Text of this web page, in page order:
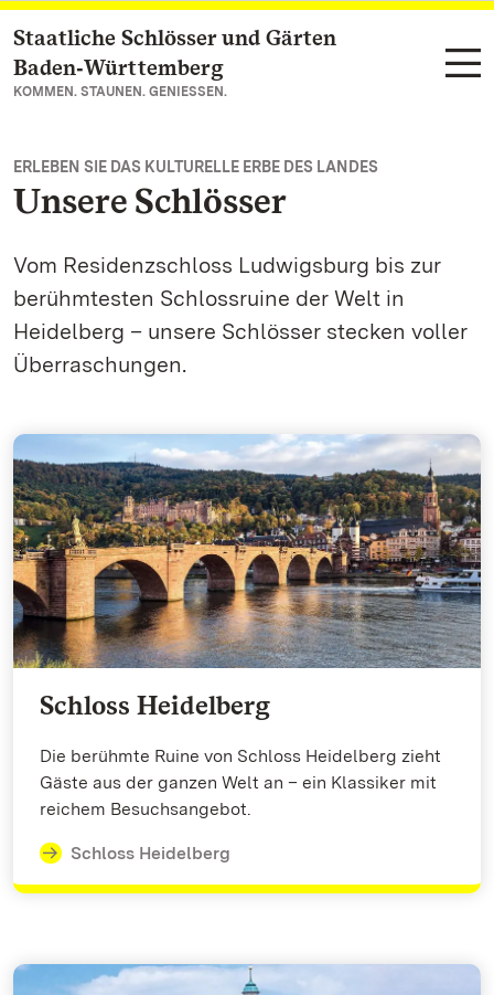
Zum Hauptinhalt springen
Staatliche Schlösser und Gärten
Baden‑Württemberg
KOMMEN. STAUNEN. GENIESSEN.
ERLEBEN SIE DAS KULTURELLE ERBE DES LANDES
Unsere Schlösser
Vom Residenzschloss Ludwigsburg bis zur
berühmtesten Schlossruine der Welt in
Heidelberg – unsere Schlösser stecken voller
Überraschungen.
Schloss Heidelberg
Die berühmte Ruine von Schloss Heidelberg zieht
Gäste aus der ganzen Welt an – ein Klassiker mit
reichem Besuchsangebot.
Schloss Heidelberg